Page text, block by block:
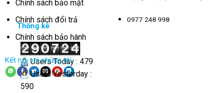
Chính sách bảo mật
Chính sách đổi trả
Chính sách bảo hành
Kết nối với chúng tôi
0977 248 998
Thống kê
Users Today : 479
Users Yesterday :
590